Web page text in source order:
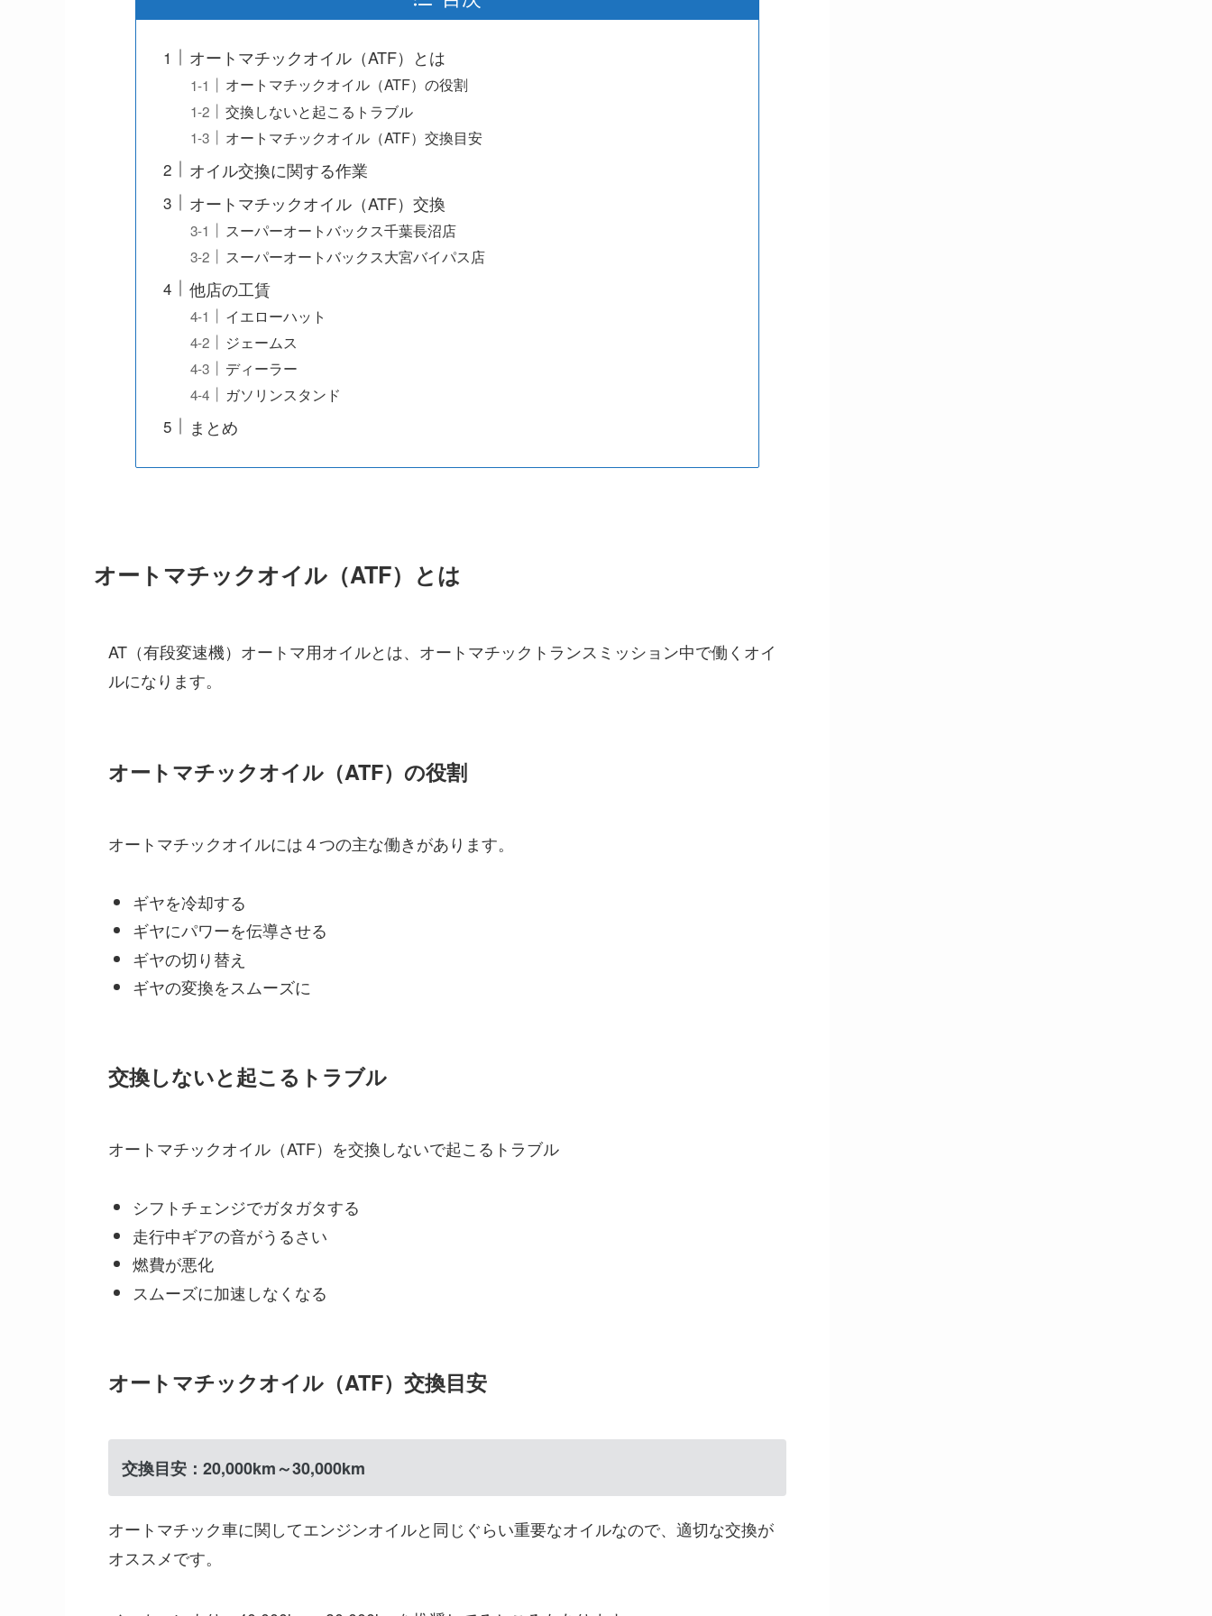
オートマチックオイル（ATF）とは
オートマチックオイル（ATF）の役割
交換しないと起こるトラブル
オートマチックオイル（ATF）交換目安
オイル交換に関する作業
オートマチックオイル（ATF）交換
スーパーオートバックス千葉長沼店
スーパーオートバックス大宮バイパス店
他店の工賃
イエローハット
ジェームス
ディーラー
ガソリンスタンド
まとめ
オートマチックオイル（ATF）とは
AT（有段変速機）オートマ用オイルとは、オートマチックトランスミッション中で働くオイ
ルになります。
オートマチックオイル（ATF）の役割
オートマチックオイルには４つの主な働きがあります。
ギヤを冷却する
ギヤにパワーを伝導させる
ギヤの切り替え
ギヤの変換をスムーズに
交換しないと起こるトラブル
オートマチックオイル（ATF）を交換しないで起こるトラブル
シフトチェンジでガタガタする
走行中ギアの音がうるさい
燃費が悪化
スムーズに加速しなくなる
オートマチックオイル（ATF）交換目安
交換目安：20,000km～30,000km
オートマチック車に関してエンジンオイルと同じぐらい重要なオイルなので、適切な交換が
オススメです。